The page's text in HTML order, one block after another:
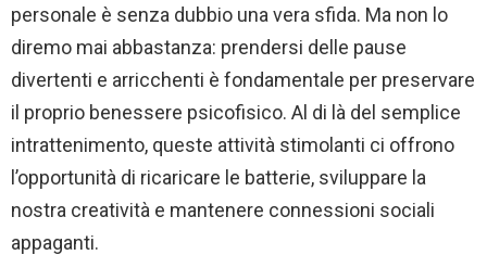
personale è senza dubbio una vera sfida. Ma non lo
diremo mai abbastanza: prendersi delle pause
divertenti e arricchenti è fondamentale per preservare
il proprio benessere psicofisico. Al di là del semplice
intrattenimento, queste attività stimolanti ci offrono
l’opportunità di ricaricare le batterie, sviluppare la
nostra creatività e mantenere connessioni sociali
appaganti.